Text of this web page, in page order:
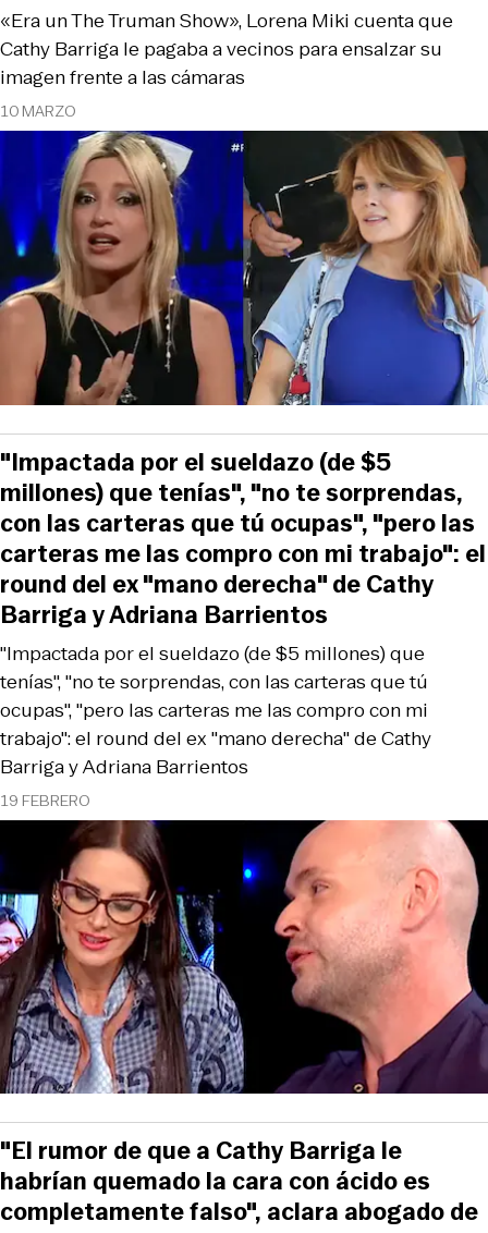
10 MARZO
«Era un The Truman Show», Lorena Miki cuenta que
Cathy Barriga le pagaba a vecinos para ensalzar su
imagen frente a las cámaras
19 FEBRERO
"Impactada por el sueldazo (de $5 millones) que
tenías", "no te sorprendas, con las carteras que tú
ocupas", "pero las carteras me las compro con mi
trabajo": el round del ex "mano derecha" de Cathy
Barriga y Adriana Barrientos
"Impactada por el sueldazo (de $5
millones) que tenías", "no te sorprendas,
con las carteras que tú ocupas", "pero las
carteras me las compro con mi trabajo": el
round del ex "mano derecha" de Cathy
Barriga y Adriana Barrientos
"El rumor de que a Cathy Barriga le
habrían quemado la cara con ácido es
completamente falso", aclara abogado de